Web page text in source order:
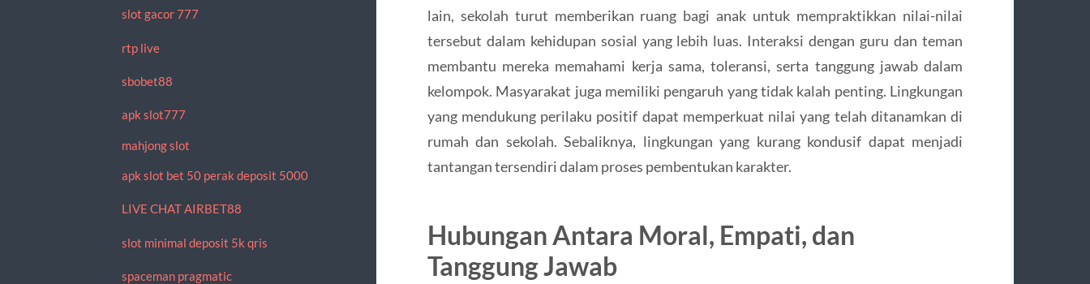
slot gacor 777
rtp live
sbobet88
apk slot777
mahjong slot
apk slot bet 50 perak deposit 5000
LIVE CHAT AIRBET88
slot minimal deposit 5k qris
spaceman pragmatic
lain, sekolah turut memberikan ruang bagi anak untuk mempraktikkan nilai-nilai
tersebut dalam kehidupan sosial yang lebih luas. Interaksi dengan guru dan teman
membantu mereka memahami kerja sama, toleransi, serta tanggung jawab dalam
kelompok. Masyarakat juga memiliki pengaruh yang tidak kalah penting. Lingkungan
yang mendukung perilaku positif dapat memperkuat nilai yang telah ditanamkan di
rumah dan sekolah. Sebaliknya, lingkungan yang kurang kondusif dapat menjadi
tantangan tersendiri dalam proses pembentukan karakter.
Hubungan Antara Moral, Empati, dan
Tanggung Jawab